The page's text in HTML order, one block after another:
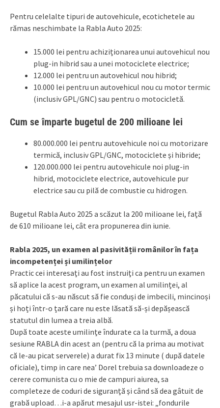
Pentru celelalte tipuri de autovehicule, ecotichetele au
rămas neschimbate la Rabla Auto 2025:
15.000 lei pentru achiziționarea unui autovehicul nou
plug-in hibrid sau a unei motociclete electrice;
12.000 lei pentru un autovehicul nou hibrid;
10.000 lei pentru un autovehicul nou cu motor termic
(inclusiv GPL/GNC) sau pentru o motocicletă.
Cum se împarte bugetul de 200 milioane lei
80.000.000 lei pentru autovehicule noi cu motorizare
termică, inclusiv GPL/GNC, motociclete și hibride;
120.000.000 lei pentru autovehicule noi plug-in
hibrid, motociclete electrice, autovehicule pur
electrice sau cu pilă de combustie cu hidrogen.
Bugetul Rabla Auto 2025 a scăzut la 200 milioane lei, față
de 610 milioane lei, cât era propunerea din iunie.
Rabla 2025, un examen al pasivității românilor în fața
incompetenței și umilințelor
Practic cei interesați au fost instruiți ca pentru un examen
să aplice la acest program, un examen al umilinței, al
păcatului că s-au născut să fie conduși de imbecili, mincinoși
și hoți într-o țară care nu este lăsată să-și depășească
statutul din lumea a treia albă.
După toate aceste umilințe îndurate ca la turmă, a doua
sesiune RABLA din acest an (pentru că la prima au motivat
că le-au picat serverele) a durat fix 13 minute ( după datele
oficiale), timp in care nea’ Dorel trebuia sa downloadeze o
cerere comunista cu o mie de campuri aiurea, sa
completeze de coduri de siguranță și când să dea gâtuit de
grabă upload…i-a apărut mesajul usr-istei: „fondurile